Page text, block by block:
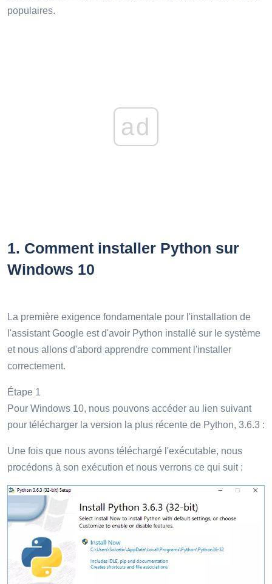
populaires.
ad
1. Comment installer Python sur
Windows 10
La première exigence fondamentale pour l'installation de
l'assistant Google est d'avoir Python installé sur le système
et nous allons d'abord apprendre comment l'installer
correctement.
Étape 1
Pour Windows 10, nous pouvons accéder au lien suivant
pour télécharger la version la plus récente de Python, 3.6.3 :
Une fois que nous avons téléchargé l'exécutable, nous
procédons à son exécution et nous verrons ce qui suit :